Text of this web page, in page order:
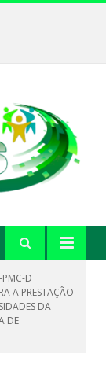
D
A PRESTAÇÃO
DA
DE